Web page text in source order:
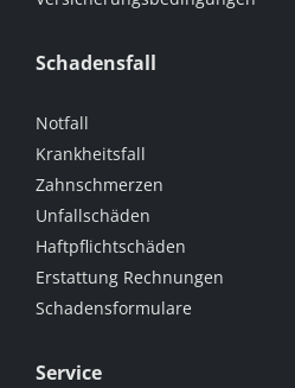
Schadensfall
Notfall
Krankheitsfall
Zahnschmerzen
Unfallschäden
Haftpflichtschäden
Erstattung Rechnungen
Schadensformulare
Service